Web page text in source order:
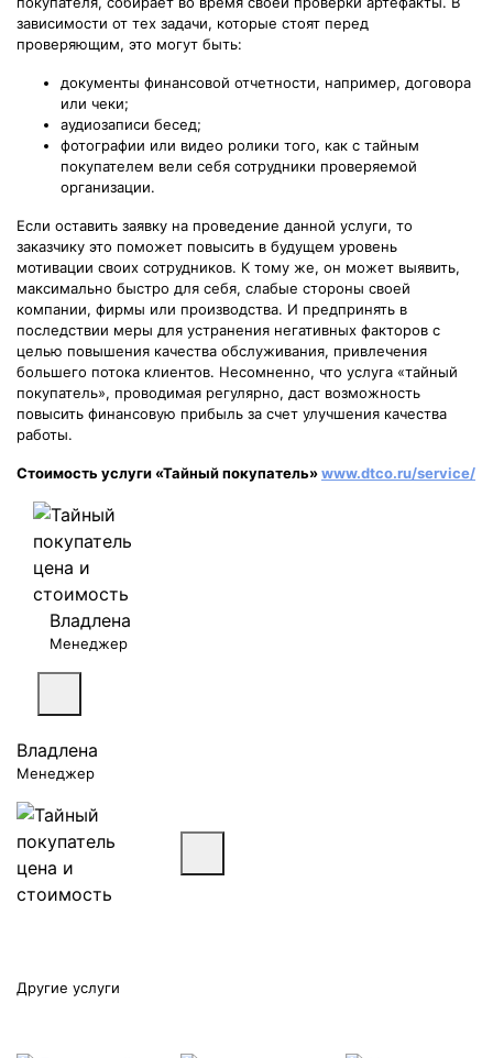
зависимости от тех задачи, которые стоят перед
проверяющим, это могут быть:
документы финансовой отчетности, например, договора
или чеки;
аудиозаписи бесед;
фотографии или видео ролики того, как с тайным
покупателем вели себя сотрудники проверяемой
организации.
Если оставить заявку на проведение данной услуги, то
заказчику это поможет повысить в будущем уровень
мотивации своих сотрудников. К тому же, он может выявить,
максимально быстро для себя, слабые стороны своей
компании, фирмы или производства. И предпринять в
последствии меры для устранения негативных факторов с
целью повышения качества обслуживания, привлечения
большего потока клиентов. Несомненно, что услуга «тайный
покупатель», проводимая регулярно, даст возможность
повысить финансовую прибыль за счет улучшения качества
работы.
Стоимость услуги «Тайный покупатель»www.dtco.ru/service/
Владлена
Менеджер
Владлена
Менеджер
Другие услуги